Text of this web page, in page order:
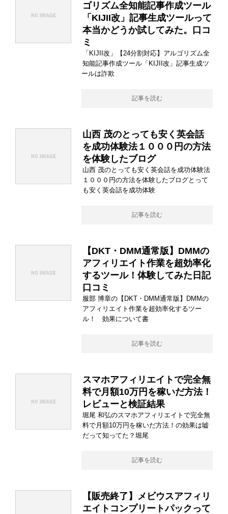
ゴリズム全知能記事作成ツール
「KIJII改」記事生成ツールって
本当かどうか試してみた。口コ
ミ
「KIJII改」【24分割対応】アルゴリズム全
知能記事作成ツール「KIJII改」記事生成ツ
ールは詐欺
記事を読む
山西 茂のとっても安く英会話
を成功体験法１０００円の方法
を体験したブログ
山西 茂のとっても安く英会話を成功体験法
１０００円の方法を体験したブログとって
も安く英会話を成功体験
記事を読む
【DKT・DMM通常版】DMMの
アフィリエイト作業を超効率化
するツール！体験してみた日記
口コミ
服部 博章の【DKT・DMM通常版】DMMの
アフィリエイト作業を超効率化するツー
ル！ 効果について書
記事を読む
スマホアフィリエイトで完全無
料で月額10万円を稼いだ方法！
レビューと検証結果
堀尾 和弘のスマホアフィリエイトで完全無
料で月額10万円を稼いだ方法！の効果は嘘
だって知ってた？堀尾
記事を読む
【販売終了】メビウスアフィリ
エイトコンプリートパックって